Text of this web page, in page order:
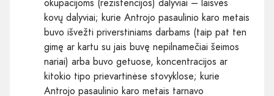
kovų dalyviai; kurie Antrojo pasaulinio karo metais
buvo išvežti priverstiniams darbams (taip pat ten
gimę ar kartu su jais buvę nepilnamečiai šeimos
nariai) arba buvo getuose, koncentracijos ar
kitokio tipo prievartinėse stovyklose; kurie
Antrojo pasaulinio karo metais tarnavo